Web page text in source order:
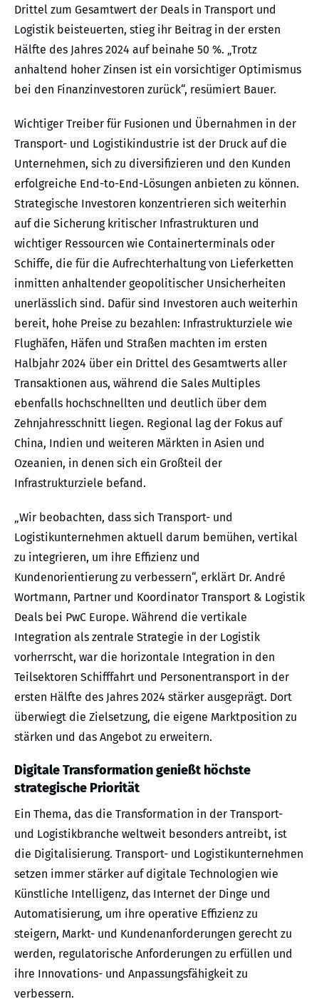
Drittel zum Gesamtwert der Deals in Transport und
Logistik beisteuerten, stieg ihr Beitrag in der ersten
Hälfte des Jahres 2024 auf beinahe 50 %. „Trotz
anhaltend hoher Zinsen ist ein vorsichtiger Optimismus
bei den Finanzinvestoren zurück“, resümiert Bauer.
Wichtiger Treiber für Fusionen und Übernahmen in der
Transport- und Logistikindustrie ist der Druck auf die
Unternehmen, sich zu diversifizieren und den Kunden
erfolgreiche End-to-End-Lösungen anbieten zu können.
Strategische Investoren konzentrieren sich weiterhin
auf die Sicherung kritischer Infrastrukturen und
wichtiger Ressourcen wie Containerterminals oder
Schiffe, die für die Aufrechterhaltung von Lieferketten
inmitten anhaltender geopolitischer Unsicherheiten
unerlässlich sind. Dafür sind Investoren auch weiterhin
bereit, hohe Preise zu bezahlen: Infrastrukturziele wie
Flughäfen, Häfen und Straßen machten im ersten
Halbjahr 2024 über ein Drittel des Gesamtwerts aller
Transaktionen aus, während die Sales Multiples
ebenfalls hochschnellten und deutlich über dem
Zehnjahresschnitt liegen. Regional lag der Fokus auf
China, Indien und weiteren Märkten in Asien und
Ozeanien, in denen sich ein Großteil der
Infrastrukturziele befand.
„Wir beobachten, dass sich Transport- und
Logistikunternehmen aktuell darum bemühen, vertikal
zu integrieren, um ihre Effizienz und
Kundenorientierung zu verbessern“, erklärt Dr. André
Wortmann, Partner und Koordinator Transport & Logistik
Deals bei PwC Europe. Während die vertikale
Integration als zentrale Strategie in der Logistik
vorherrscht, war die horizontale Integration in den
Teilsektoren Schifffahrt und Personentransport in der
ersten Hälfte des Jahres 2024 stärker ausgeprägt. Dort
überwiegt die Zielsetzung, die eigene Marktposition zu
stärken und das Angebot zu erweitern.
Digitale Transformation genießt höchste
strategische Priorität
Ein Thema, das die Transformation in der Transport-
und Logistikbranche weltweit besonders antreibt, ist
die Digitalisierung. Transport- und Logistikunternehmen
setzen immer stärker auf digitale Technologien wie
Künstliche Intelligenz, das Internet der Dinge und
Automatisierung, um ihre operative Effizienz zu
steigern, Markt- und Kundenanforderungen gerecht zu
werden, regulatorische Anforderungen zu erfüllen und
ihre Innovations- und Anpassungsfähigkeit zu
verbessern.